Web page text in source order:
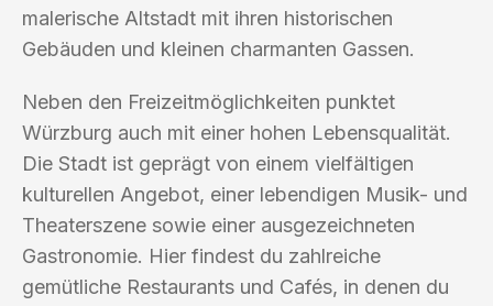
malerische Altstadt mit ihren historischen
Gebäuden und kleinen charmanten Gassen.
Neben den Freizeitmöglichkeiten punktet
Würzburg auch mit einer hohen Lebensqualität.
Die Stadt ist geprägt von einem vielfältigen
kulturellen Angebot, einer lebendigen Musik- und
Theaterszene sowie einer ausgezeichneten
Gastronomie. Hier findest du zahlreiche
gemütliche Restaurants und Cafés, in denen du